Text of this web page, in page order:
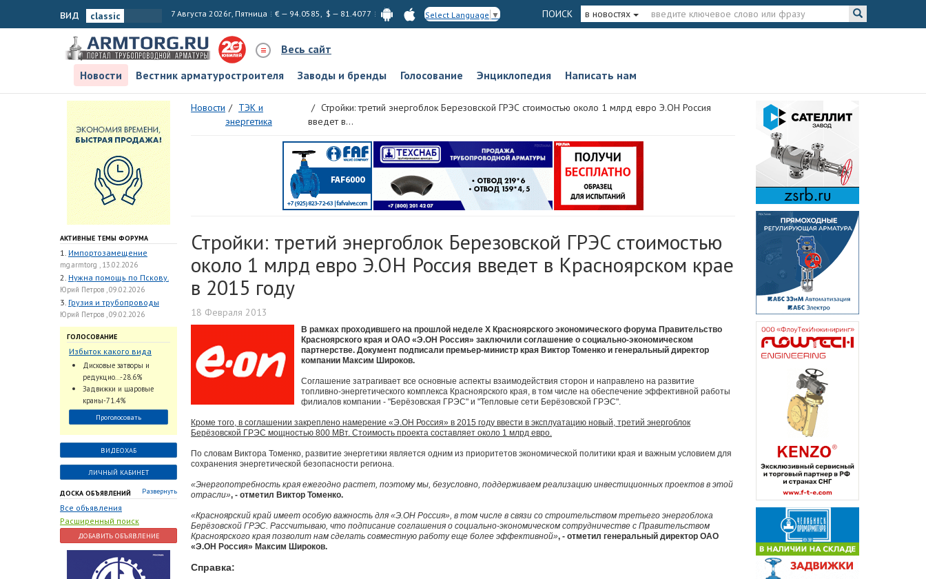
вид 7 Августа 2026г, Пятница € — 94.0585, $ — 81.4077 Select Language ▼ ПОИСК в новостях
Весь сайт
Новости
Вестник арматуростроителя Заводы и бренды Голосование Энциклопедия Написать нам
АКТИВНЫЕ ТЕМЫ ФОРУМА
1. Импортозамещение
mg.armtorg , 13.02.2026
2. Нужна помощь по Пскову.
Юрий Петров , 09.02.2026
3. Грузия и трубопроводы
Юрий Петров , 09.02.2026
ГОЛОСОВАНИЕ
Избыток какого вида
трубопроводной
арматуры наблюдается
на Российском рынке с
2024 по 2026 годы?
Дисковые затворы и
редукцио...-28.6%
Задвижки и шаровые
краны-71.4%
Проголосовать
ВИДЕОХАБ
ЛИЧНЫЙ КАБИНЕТ
ДОСКА ОБЪЯВЛЕНИЙ Развернуть
Все объявления
Расширенный поиск
ДОБАВИТЬ ОБЪЯВЛЕНИЕ
Новости
ТЭК и
энергетика
Стройки: третий энергоблок Березовской ГРЭС стоимостью около 1 млрд евро Э.ОН Россия
введет в...
Стройки: третий энергоблок Березовской ГРЭС стоимостью
около 1 млрд евро Э.ОН Россия введет в Красноярском крае
в 2015 году
18 Февраля 2013
В рамках проходившего на прошлой неделе X Красноярского экономического форума Правительство
Красноярского края и ОАО «Э.ОН Россия» заключили соглашение о социально-экономическом
партнерстве. Документ подписали премьер-министр края Виктор Томенко и генеральный директор
компании Максим Широков.
Соглашение затрагивает все основные аспекты взаимодействия сторон и направлено на развитие
топливно-энергетического комплекса Красноярского края, в том числе на обеспечение эффективной работы
филиалов компании - "Берёзовская ГРЭС" и "Тепловые сети Берёзовской ГРЭС".
Кроме того, в соглашении закреплено намерение «Э.ОН Россия» в 2015 году ввести в эксплуатацию новый, третий энергоблок
Берёзовской ГРЭС мощностью 800 МВт. Стоимость проекта составляет около 1 млрд евро.
По словам Виктора Томенко, развитие энергетики является одним из приоритетов экономической политики края и важным условием для
сохранения энергетической безопасности региона.
«Энергопотребность края ежегодно растет, поэтому мы, безусловно, поддерживаем реализацию инвестиционных проектов в этой
отрасли», - отметил Виктор Томенко.
«Красноярский край имеет особую важность для «Э.ОН Россия», в том числе в связи со строительством третьего энергоблока
Берёзовской ГРЭС. Рассчитываю, что подписание соглашения о социально-экономическом сотрудничестве с Правительством
Красноярского края позволит нам сделать совместную работу еще более эффективной», - отметил генеральный директор ОАО
«Э.ОН Россия» Максим Широков.
Справка: